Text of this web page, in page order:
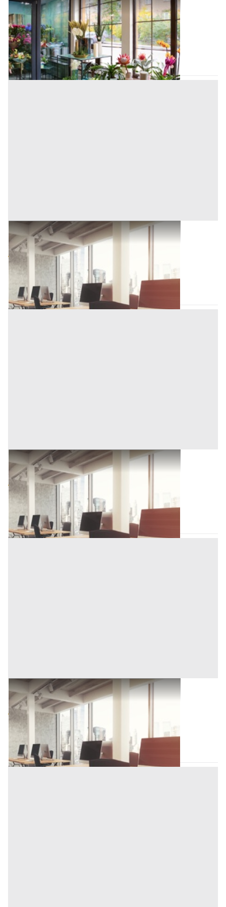
Negozi, Botteghe all'asta a Padova
Fontaniva (Padova)
Offerta minima
54.000 € 72.000 €
Codice asta: AI3331323
Asta chiusa
Ufficio all'asta a Padova
Fontaniva
Offerta minima
420.000 € 560.000 €
Codice asta: AI3923448
Asta chiusa
Ufficio all'asta a Padova
Fontaniva
Offerta minima
465.000 € 620.000 €
Codice asta: AI39234491
Asta chiusa
Ufficio all'asta a Padova
Fontaniva
Offerta minima
486.000 € 648.000 €
Codice asta: AI3923444
Asta chiusa